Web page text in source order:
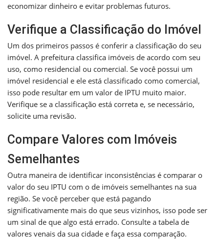
economizar dinheiro e evitar problemas futuros.
Verifique a Classificação do Imóvel
Um dos primeiros passos é conferir a classificação do seu
imóvel. A prefeitura classifica imóveis de acordo com seu
uso, como residencial ou comercial. Se você possui um
imóvel residencial e ele está classificado como comercial,
isso pode resultar em um valor de IPTU muito maior.
Verifique se a classificação está correta e, se necessário,
solicite uma revisão.
Compare Valores com Imóveis
Semelhantes
Outra maneira de identificar inconsistências é comparar o
valor do seu IPTU com o de imóveis semelhantes na sua
região. Se você perceber que está pagando
significativamente mais do que seus vizinhos, isso pode ser
um sinal de que algo está errado. Consulte a tabela de
valores venais da sua cidade e faça essa comparação.